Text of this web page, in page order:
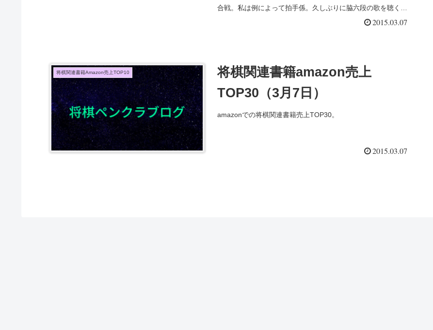
合戦。私は例によって拍手係。久しぶりに脇六段の歌を聴く。
2015.03.07
将棋関連書籍Amazon売上TOP10
将棋関連書籍amazon売上
TOP30（3月7日）
amazonでの将棋関連書籍売上TOP30。
2015.03.07